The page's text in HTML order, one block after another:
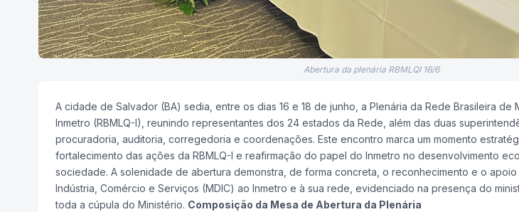
Abertura da plenária RBMLQI 16/6
A cidade de Salvador (BA) sedia, entre os dias 16 e 18 de junho, a Plenária da Rede Brasileira
Inmetro (RBMLQ-I), reunindo representantes dos 24 estados da Rede, além das duas
procuradoria, auditoria, corregedoria e coordenações. Este encontro marca um momento
fortalecimento das ações da RBMLQ-I e reafirmação do papel do Inmetro no desenvolvimento
sociedade. A solenidade de abertura demonstra, de forma concreta, o reconhecimento e o
Indústria, Comércio e Serviços (MDIC) ao Inmetro e à sua rede, evidenciado na presença do
toda a cúpula do Ministério. Composição da Mesa de Abertura da Plenária